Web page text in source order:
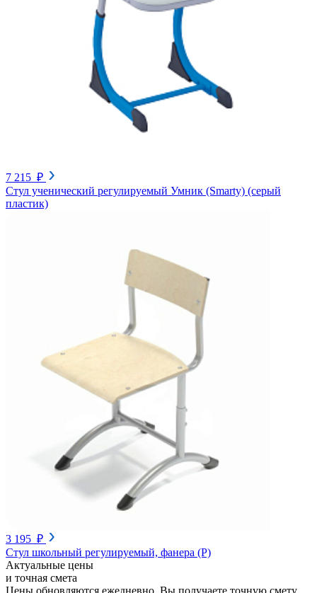
7 215 ₽
Стул ученический регулируемый Умник (Smarty) (серый
пластик)
3 195 ₽
Стул школьный регулируемый, фанера (Р)
Актуальные цены
и точная смета